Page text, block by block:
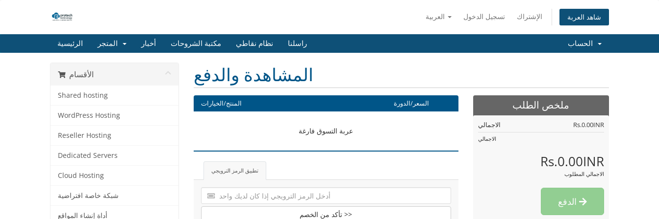
تسجيل الدخول الإشتراك شاهد العربة
الرئيسية أخبار مكتبة الشروحات نظام نقاطي راسلنا
الأقسام
Shared hosting
WordPress Hosting
Reseller Hosting
Dedicated Servers
Cloud Hosting
شبكة خاصة افتراضية
أداة إنشاء المواقع
المشاهدة والدفع
المنتج/الخيارات السعر/الدورة
عربة التسوق فارغة
تطبيق الرمز الترويجي
تأكد من الخصم >>
ملخص الطلب
الاجمالي Rs.0.00INR
الاجمالي
Rs.0.00INR
الاجمالي المطلوب